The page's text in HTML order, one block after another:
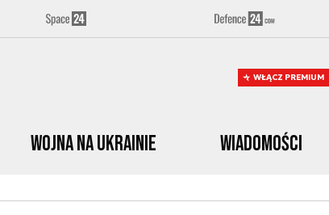
WŁĄCZ PREMIUM
Wojna na Ukrainie Wiadomości